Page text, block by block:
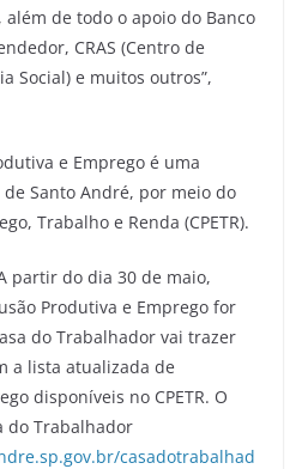
além de todo o apoio do Banco
CRAS (Centro de
Social) e muitos outros”,
e Emprego é uma
Santo André, por meio do
Trabalho e Renda (CPETR).
partir do dia 30 de maio,
Produtiva e Emprego for
do Trabalhador vai trazer
a lista atualizada de
disponíveis no CPETR. O
do Trabalhador
casadotrabalhad